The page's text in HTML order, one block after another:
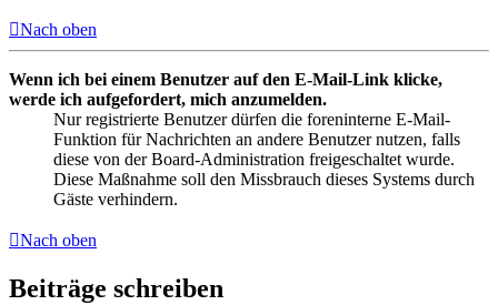
Nach oben
Wenn ich bei einem Benutzer auf den E-Mail-Link klicke,
werde ich aufgefordert, mich anzumelden.
Nur registrierte Benutzer dürfen die foreninterne E-Mail-
Funktion für Nachrichten an andere Benutzer nutzen, falls
diese von der Board-Administration freigeschaltet wurde.
Diese Maßnahme soll den Missbrauch dieses Systems durch
Gäste verhindern.
Nach oben
Beiträge schreiben